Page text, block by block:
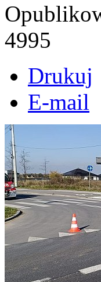
4995
Drukuj
E-mail